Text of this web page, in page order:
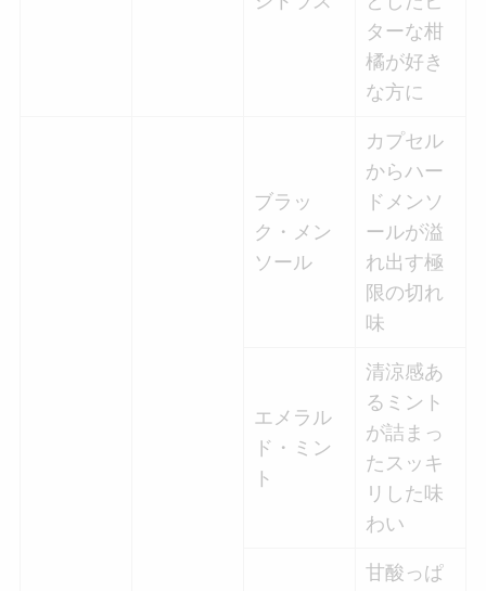
ターな柑
橘が好き
な方に
ブラッ
ク・メン
ソール
カプセル
からハー
ドメンソ
ールが溢
れ出す極
限の切れ
味
エメラル
ド・ミン
ト
清涼感あ
るミント
が詰まっ
たスッキ
リした味
わい
甘酸っぱ